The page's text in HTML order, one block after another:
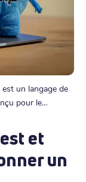
un langage de
pour le
et
un